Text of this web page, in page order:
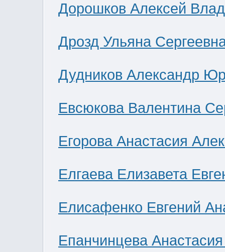
Дорошков Алексей
Дрозд Ульяна
Дудников Александр
Евсюкова Валентина
Егорова Анастасия
Елгаева Елизавета
Елисафенко Евгений
Епанчинцева